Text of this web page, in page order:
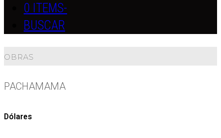
0 ITEMS-
BUSCAR
OBRAS
PACHAMAMA
Dólares